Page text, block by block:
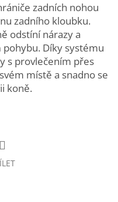
zadních nohou
zadního kloubku.
odstíní nárazy a
Díky systému
s provlečením přes
místě a snadno se
koně.